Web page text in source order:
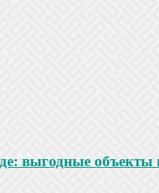
выгодные объекты